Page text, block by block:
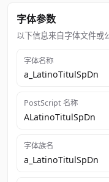
字体参数
以下信息来自字体文件或
字体名称
a_LatinoTitulSpDn
PostScript 名称
ALatinoTitulSpDn
字体族名
a_LatinoTitulSpDn